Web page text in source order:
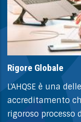
Rigore Globale
L'AHQSE è una
accreditamento
rigoroso processo